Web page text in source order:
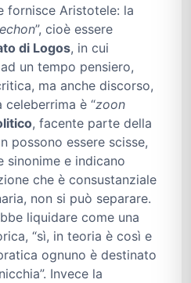
fornisce Aristotele: la
”, cioè essere
di Logos, in cui
un tempo pensiero,
ma anche discorso,
celeberrima è “zoon
, facente parte della
possono essere scisse,
sinonime e indicano
che è consustanziale
non si può separare.
liquidare come una
“sì, in teoria è così e
ognuno è destinato
Invece la